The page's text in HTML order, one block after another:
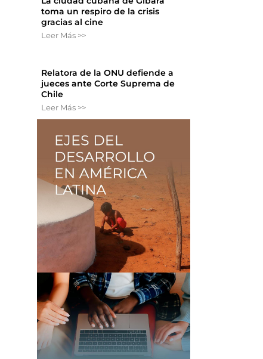
toma un respiro de la crisis
gracias al cine
Leer Más >>
Relatora de la ONU defiende a
jueces ante Corte Suprema de
Chile
Leer Más >>